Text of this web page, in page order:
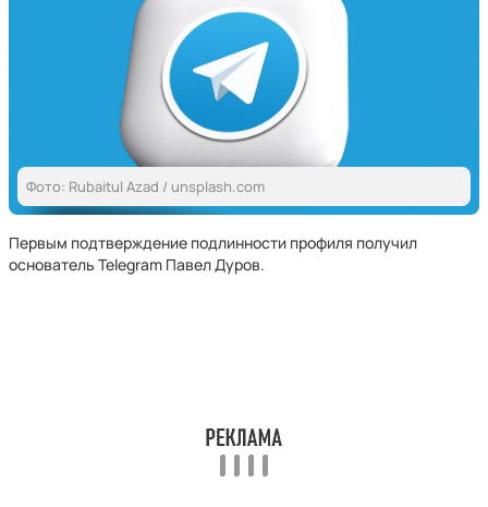
Фото: Rubaitul Azad / unsplash.com
Первым подтверждение подлинности профиля получил
основатель Telegram Павел Дуров.